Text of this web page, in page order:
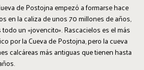
de Postojna empezó a formarse hace
en la caliza de unos 70 millones de años,
un «jovencito». Rascacielos es el más
por la Cueva de Postojna, pero la cueva
calcáreas más antiguas que tienen hasta